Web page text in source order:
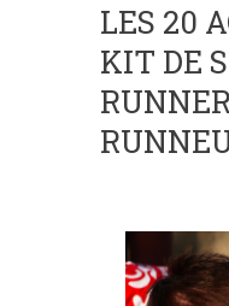
LES 20
KIT DE